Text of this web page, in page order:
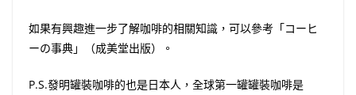
如果有興趣進一步了解咖啡的相關知識，可以參考「コーヒ
ーの事典」（成美堂出版）。
P.S.發明罐裝咖啡的也是日本人，全球第一罐罐裝咖啡是